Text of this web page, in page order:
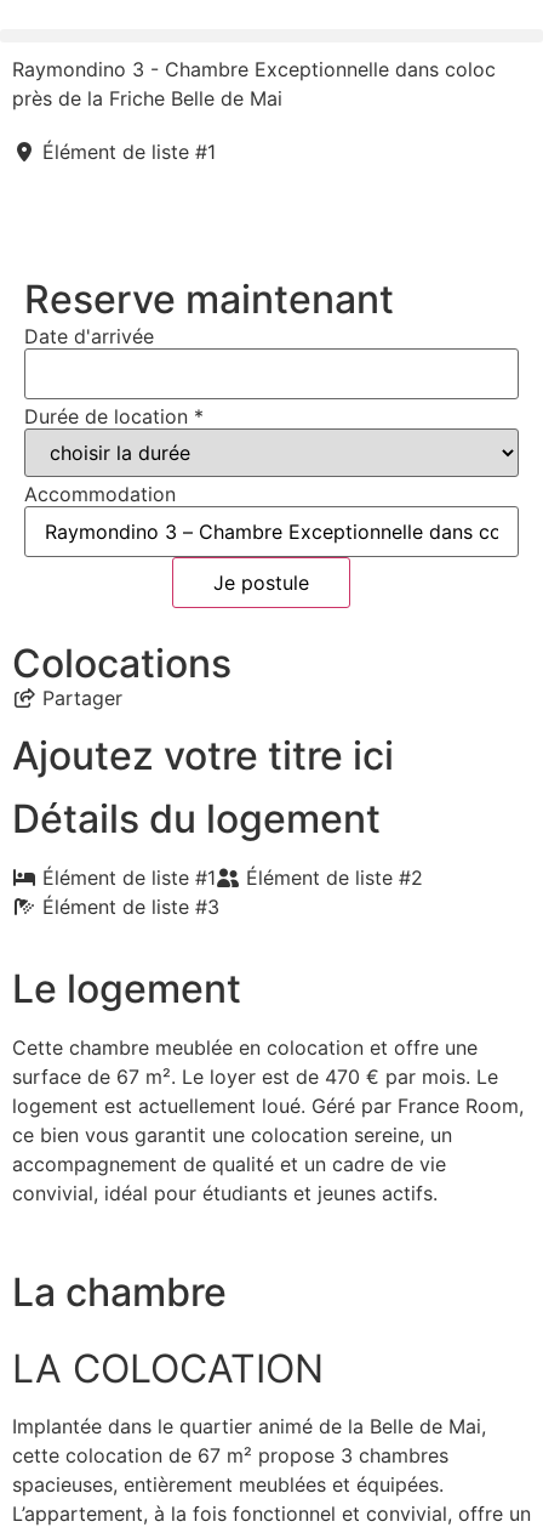
Raymondino 3 - Chambre Exceptionnelle dans coloc
près de la Friche Belle de Mai
Élément de liste #1
Reserve maintenant
Date d'arrivée
Durée de location *
Accommodation
Je postule
Colocations
Partager
Ajoutez votre titre ici
Détails du logement
Élément de liste #1
Élément de liste #2
Élément de liste #3
Le logement
Cette chambre meublée en colocation et offre une
surface de 67 m². Le loyer est de 470 € par mois. Le
logement est actuellement loué. Géré par France Room,
ce bien vous garantit une colocation sereine, un
accompagnement de qualité et un cadre de vie
convivial, idéal pour étudiants et jeunes actifs.
La chambre
LA COLOCATION
Implantée dans le quartier animé de la Belle de Mai,
cette colocation de 67 m² propose 3 chambres
spacieuses, entièrement meublées et équipées.
L’appartement, à la fois fonctionnel et convivial, offre un